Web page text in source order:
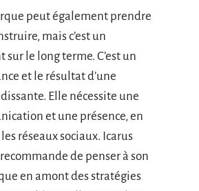
peut également prendre
mais c’est un
sur le long terme. C’est un
et le résultat d’une
Elle nécessite une
et une présence, en
réseaux sociaux. Icarus
de penser à son
en amont des stratégies